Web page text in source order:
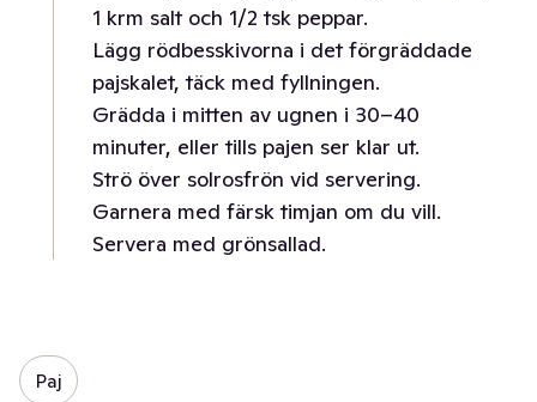
1 krm salt och 1/2 tsk peppar.
Lägg rödbesskivorna i det förgräddade
pajskalet, täck med fyllningen.
Grädda i mitten av ugnen i 30–40
minuter, eller tills pajen ser klar ut.
Strö över solrosfrön vid servering.
Garnera med färsk timjan om du vill.
Servera med grönsallad.
Paj